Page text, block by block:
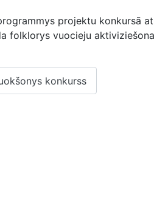
projektu konkursā
folklorys vuocieju
konkurss